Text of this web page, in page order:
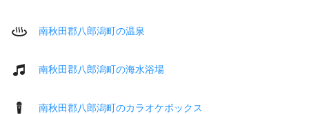
南秋田郡八郎潟町の温泉
南秋田郡八郎潟町の海水浴場
南秋田郡八郎潟町のカラオケボックス